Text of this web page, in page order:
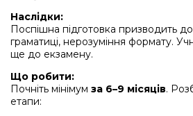
Наслідки:
Поспішна підготовка призводить
граматиці, нерозуміння формату.
ще до екзамену.
Що робити:
Почніть мінімум за 6–9 місяців.
етапи: